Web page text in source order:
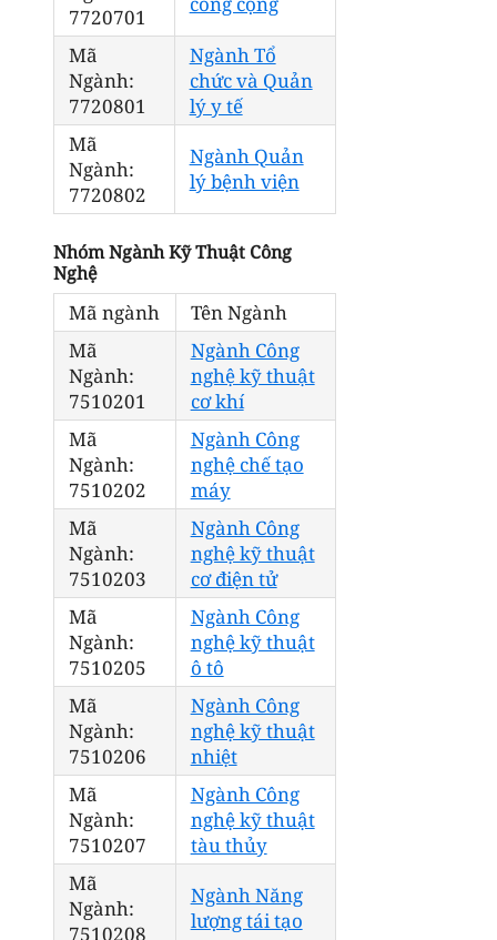
7720701
Mã
Ngành:
7720801
Ngành Tổ
chức và Quản
lý y tế
Mã
Ngành:
7720802
Ngành Quản
lý bệnh viện
Nhóm Ngành Kỹ Thuật Công
Nghệ
Mã ngành
Tên Ngành
Mã
Ngành:
7510201
Ngành Công
nghệ kỹ thuật
cơ khí
Mã
Ngành:
7510202
Ngành Công
nghệ chế tạo
máy
Mã
Ngành:
7510203
Ngành Công
nghệ kỹ thuật
cơ điện tử
Mã
Ngành:
7510205
Ngành Công
nghệ kỹ thuật
ô tô
Mã
Ngành:
7510206
Ngành Công
nghệ kỹ thuật
nhiệt
Mã
Ngành:
7510207
Ngành Công
nghệ kỹ thuật
tàu thủy
Mã
Ngành:
7510208
Ngành Năng
lượng tái tạo